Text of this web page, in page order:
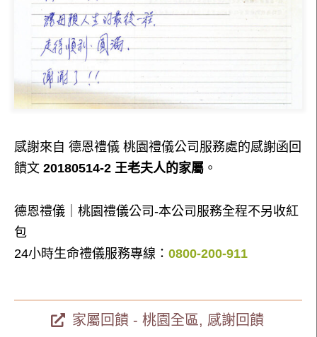
感謝來自 德恩禮儀 桃園禮儀公司服務處的感謝函回
饋文 20180514-2 王老夫人的家屬 。
德恩禮儀｜桃園禮儀公司-本公司服務全程不另收紅
包
24小時生命禮儀服務專線： 0800-200-911
家屬回饋 - 桃園全區, 感謝回饋